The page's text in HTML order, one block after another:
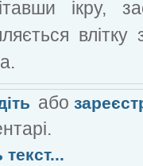
ікру,
або
текст...